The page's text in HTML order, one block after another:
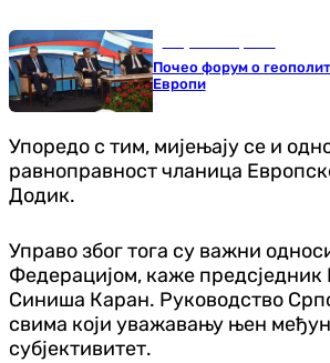
Почео форум о
Европи
Упоредо с тим, мијењају се и
равноправност чланица
Додик.
Управо због тога су важни
Федерацијом, каже предсједник
Синиша Каран. Руководство
свима који уважавању њен
субјективитет.